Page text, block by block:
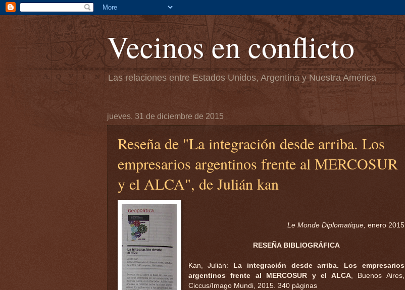
Vecinos en conflicto
Las relaciones entre Estados Unidos, Argentina y Nuestra América
jueves, 31 de diciembre de 2015
Reseña de "La integración desde arriba. Los
empresarios argentinos frente al MERCOSUR
y el ALCA", de Julián kan
Le Monde Diplomatique, enero 2015
RESEÑA BIBLIOGRÁFICA
Kan, Julián: La integración desde arriba. Los empresarios
argentinos frente al MERCOSUR y el ALCA, Buenos Aires,
Ciccus/Imago Mundi, 2015. 340 páginas